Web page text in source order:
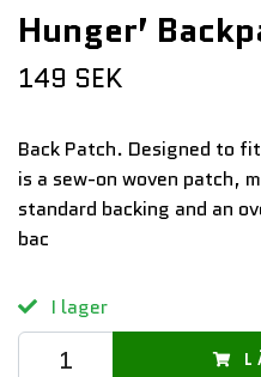
Hunger’
149 SEK
Back Patch. Designed to
is a sew-on woven patch,
standard backing and an
bac
I lager